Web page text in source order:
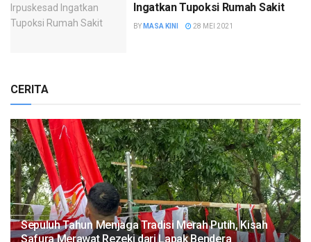
Ingatkan Tupoksi Rumah Sakit
BY MASA KINI 28 MEI 2021
CERITA
Sepuluh Tahun Menjaga Tradisi Merah Putih, Kisah
Safura Merawat Rezeki dari Lapak Bendera